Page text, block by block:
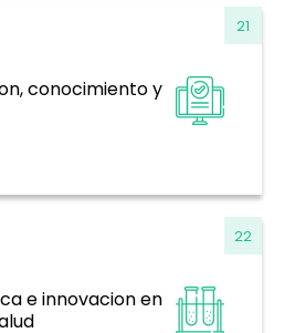
conocimiento y
21
evidencia e
e innovacion en
22
evidencia e